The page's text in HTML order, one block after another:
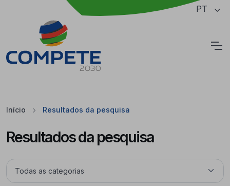
Saltar para o conteúdo principal da página PT
Início Resultados da pesquisa
Resultados da pesquisa